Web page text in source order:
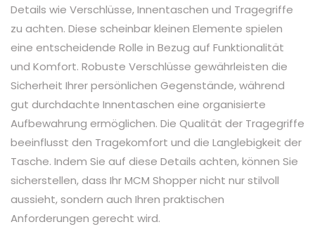
Details wie Verschlüsse, Innentaschen und Tragegriffe
zu achten. Diese scheinbar kleinen Elemente spielen
eine entscheidende Rolle in Bezug auf Funktionalität
und Komfort. Robuste Verschlüsse gewährleisten die
Sicherheit Ihrer persönlichen Gegenstände, während
gut durchdachte Innentaschen eine organisierte
Aufbewahrung ermöglichen. Die Qualität der Tragegriffe
beeinflusst den Tragekomfort und die Langlebigkeit der
Tasche. Indem Sie auf diese Details achten, können Sie
sicherstellen, dass Ihr MCM Shopper nicht nur stilvoll
aussieht, sondern auch Ihren praktischen
Anforderungen gerecht wird.